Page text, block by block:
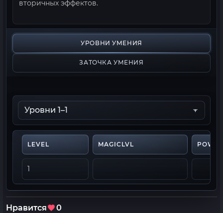
вторичных эффектов.
УРОВНИ УМЕНИЯ
ЗАТОЧКА УМЕНИЯ
LEVEL MAGICLVL
1
Нравится 0